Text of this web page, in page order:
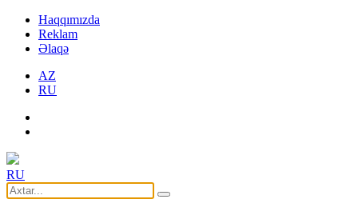
Haqqımızda
Reklam
Əlaqə
AZ
RU
RU